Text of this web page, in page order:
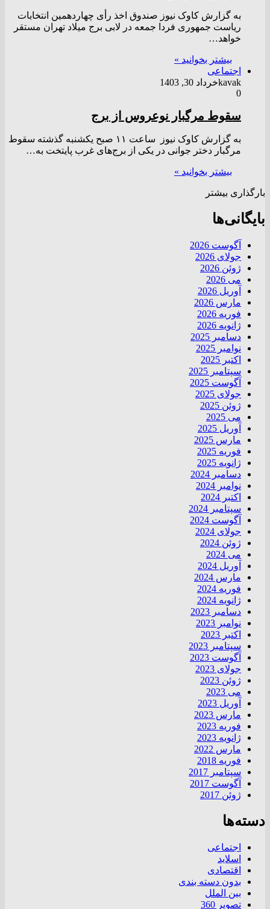
به گزارش کاوک نیوز صندوق اخذ رأی چهاردهمین انتخابات
ریاست جمهوری فردا جمعه در لابی برج میلاد تهران مستقر
خواهد…
بیشتر بخوانید »
اجتماعی
kavakخرداد 30, 1403
0
سقوط مرگبار نوعروس از برج
به گزارش کاوک نیوز ساعت ۱۱ صبح یکشنبه گذشته سقوط
مرگبار دختر جوانی در یکی از برج‌های غرب پایتخت به…
بیشتر بخوانید »
بارگذاری بیشتر
بایگانی‌ها
آگوست 2026
جولای 2026
ژوئن 2026
می 2026
آوریل 2026
مارس 2026
فوریه 2026
ژانویه 2026
دسامبر 2025
نوامبر 2025
اکتبر 2025
سپتامبر 2025
آگوست 2025
جولای 2025
ژوئن 2025
می 2025
آوریل 2025
مارس 2025
فوریه 2025
ژانویه 2025
دسامبر 2024
نوامبر 2024
اکتبر 2024
سپتامبر 2024
آگوست 2024
جولای 2024
ژوئن 2024
می 2024
آوریل 2024
مارس 2024
فوریه 2024
ژانویه 2024
دسامبر 2023
نوامبر 2023
اکتبر 2023
سپتامبر 2023
آگوست 2023
جولای 2023
ژوئن 2023
می 2023
آوریل 2023
مارس 2023
فوریه 2023
ژانویه 2023
مارس 2022
فوریه 2018
سپتامبر 2017
آگوست 2017
ژوئن 2017
دسته‌ها
اجتماعی
اسلاید
اقتصادی
بدون دسته بندی
بین الملل
تصویر 360